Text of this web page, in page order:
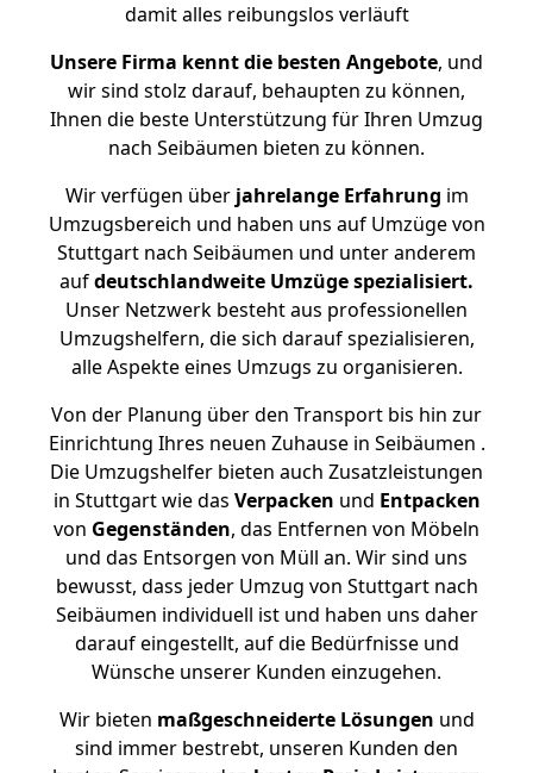
damit alles reibungslos verläuft
Unsere Firma kennt die besten Angebote, und
wir sind stolz darauf, behaupten zu können,
Ihnen die beste Unterstützung für Ihren Umzug
nach Seibäumen bieten zu können.
Wir verfügen überjahrelange Erfahrung im
Umzugsbereich und haben uns auf Umzüge von
Stuttgart nach Seibäumen und unter anderem
aufdeutschlandweite Umzüge spezialisiert.
Unser Netzwerk besteht aus professionellen
Umzugshelfern, die sich darauf spezialisieren,
alle Aspekte eines Umzugs zu organisieren.
Von der Planung über den Transport bis hin zur
Einrichtung Ihres neuen Zuhause in Seibäumen .
Die Umzugshelfer bieten auch Zusatzleistungen
in Stuttgart wie das Verpacken und Entpacken
von Gegenständen, das Entfernen von Möbeln
und das Entsorgen von Müll an. Wir sind uns
bewusst, dass jeder Umzug von Stuttgart nach
Seibäumen individuell ist und haben uns daher
darauf eingestellt, auf die Bedürfnisse und
Wünsche unserer Kunden einzugehen.
Wir bieten maßgeschneiderte Lösungen und
sind immer bestrebt, unseren Kunden den